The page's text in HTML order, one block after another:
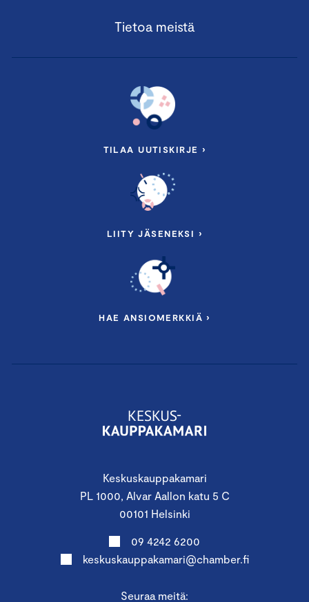
Keskuskauppakamari
PL 1000, Alvar Aallon katu 5 C
00101 Helsinki
09 4242 6200
keskuskauppakamari@chamber.fi
Seuraa meitä:
Tietoa meistä
TILAA UUTISKIRJE ›
LIITY JÄSENEKSI ›
HAE ANSIOMERKKIÄ ›